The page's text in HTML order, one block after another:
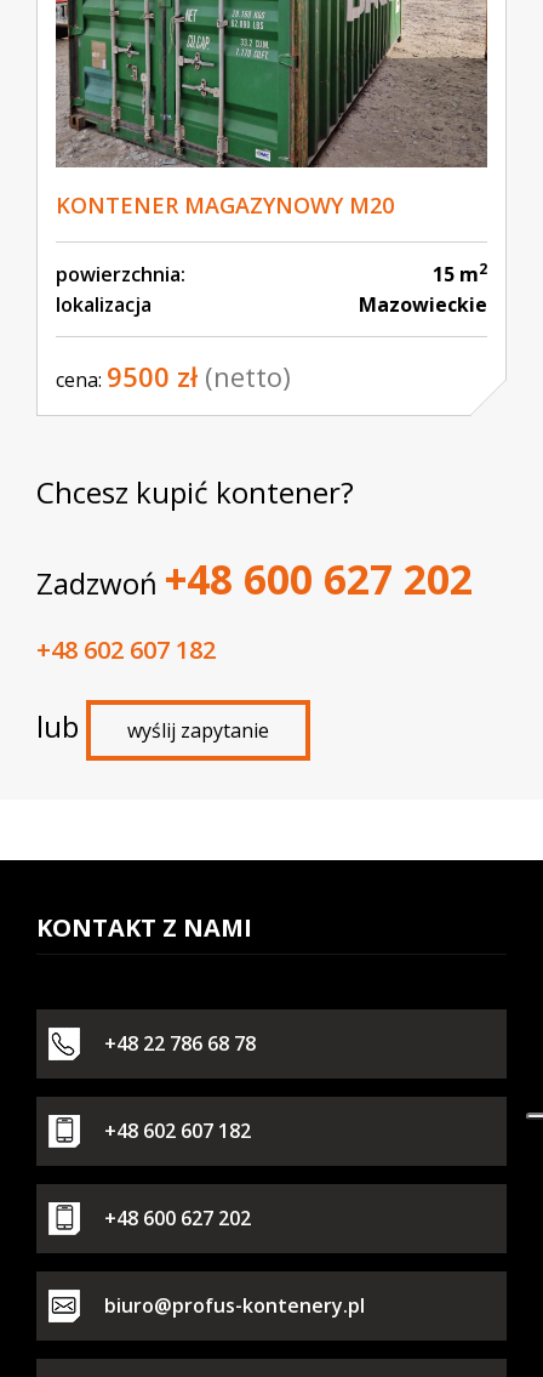
KONTENER MAGAZYNOWY M20
powierzchnia: 15 m2
lokalizacja Mazowieckie
cena: 9500 zł (netto)
Chcesz kupić kontener?
Zadzwoń +48 600 627 202
+48 602 607 182
lub wyślij zapytanie
KONTAKT Z NAMI
+48 22 786 68 78
+48 602 607 182
+48 600 627 202
biuro@profus-kontenery.pl